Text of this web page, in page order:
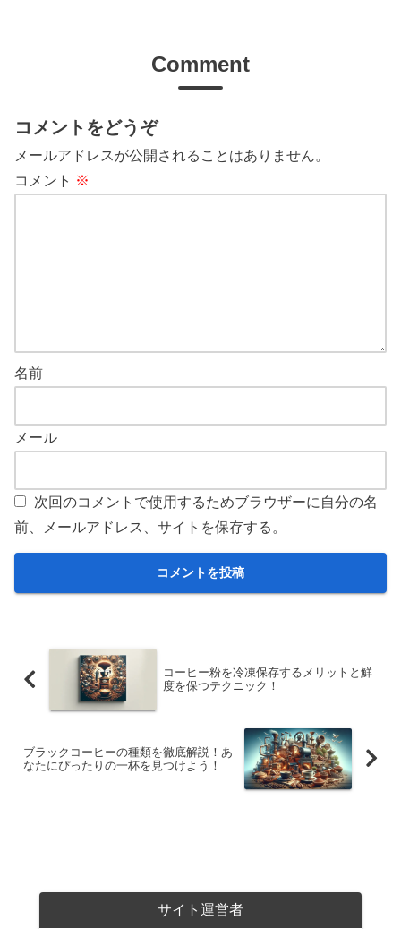
Comment
コメントをどうぞ
メールアドレスが公開されることはありません。
コメント ※
名前
メール
次回のコメントで使用するためブラウザーに自分の名
前、メールアドレス、サイトを保存する。
コーヒー粉を冷凍保存するメリットと鮮
度を保つテクニック！
ブラックコーヒーの種類を徹底解説！あ
なたにぴったりの一杯を見つけよう！
サイト運営者